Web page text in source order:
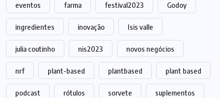
eventos farma festival2023 Godoy
ingredientes inovação Isis valle
julia coutinho nis2023 novos negócios
nrf plant-based plantbased plant based
podcast rótulos sorvete suplementos